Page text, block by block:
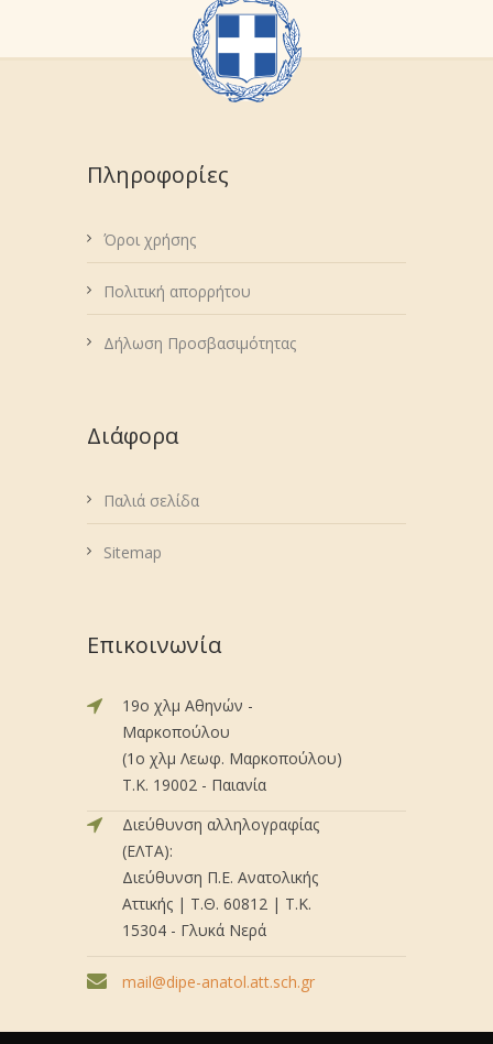
Πληροφορίες
Όροι χρήσης
Πολιτική απορρήτου
Δήλωση Προσβασιμότητας
Διάφορα
Παλιά σελίδα
Sitemap
Επικοινωνία
19ο χλμ Αθηνών -
Μαρκοπούλου
(1ο χλμ Λεωφ. Μαρκοπούλου)
Τ.Κ. 19002 - Παιανία
Διεύθυνση αλληλογραφίας
(ΕΛΤΑ):
Διεύθυνση Π.Ε. Ανατολικής
Αττικής | Τ.Θ. 60812 | Τ.Κ.
15304 - Γλυκά Νερά
mail@dipe-anatol.att.sch.gr